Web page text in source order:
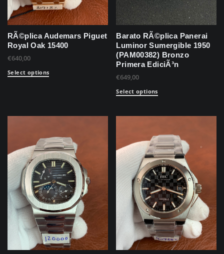
RÃ©plica Audemars Piguet
Royal Oak 15400
€640,00
Select options
Barato RÃ©plica Panerai
Luminor Sumergible 1950
(PAM00382) Bronzo
Primera EdiciÃ³n
€649,00
Select options